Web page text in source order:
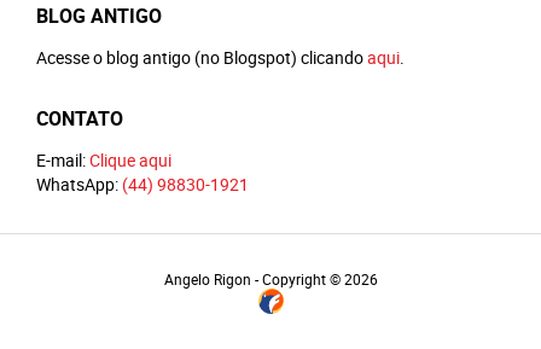
BLOG ANTIGO
Acesse o blog antigo (no Blogspot) clicandoaqui
CONTATO
E-mail:Clique aqui
WhatsApp: (44) 98830-1921
Angelo Rigon - Copyright © 2026